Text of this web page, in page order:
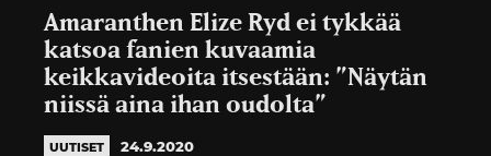
Amaranthen Elize Ryd ei tykkää
katsoa fanien kuvaamia
keikkavideoita itsestään: ”Näytän
niissä aina ihan oudolta”
UUTISET 24.9.2020